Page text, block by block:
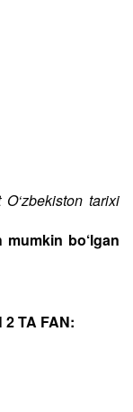
tarixi
mumkin bo‘lgan
2 TA FAN: